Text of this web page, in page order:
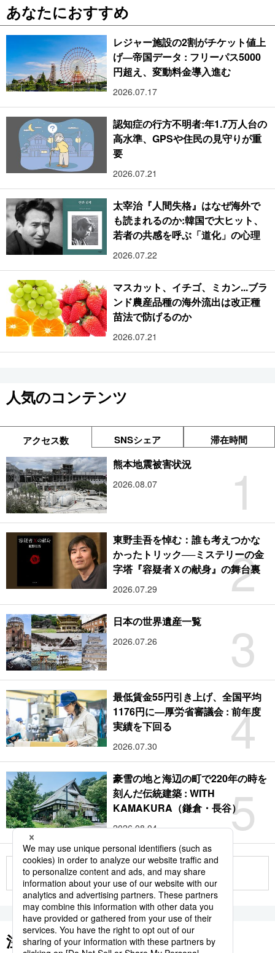
あなたにおすすめ
レジャー施設の2割がチケット値上
げ―帝国データ : フリーパス5000
円超え、変動料金導入進む
2026.07.17
認知症の行方不明者:年1.7万人台の
高水準、GPSや住民の見守りが重
要
2026.07.21
太宰治『人間失格』はなぜ海外で
も読まれるのか:韓国で大ヒット、
若者の共感を呼ぶ「道化」の心理
2026.07.22
マスカット、イチゴ、ミカン...ブラ
ンド農産品種の海外流出は改正種
苗法で防げるのか
2026.07.21
人気のコンテンツ
アクセス数 SNSシェア 滞在時間
1
熊本地震被害状況
2026.08.07
2
東野圭吾を悼む：誰も考えつかな
かったトリック──ミステリーの金
字塔『容疑者Ｘの献身』の舞台裏
2026.07.29
3
日本の世界遺産一覧
2026.07.26
4
最低賃金55円引き上げ、全国平均
1176円に―厚労省審議会 : 前年度
実績を下回る
2026.07.30
5
豪雪の地と海辺の町で220年の時を
刻んだ伝統建築 : WITH
KAMAKURA（鎌倉・長谷）
2026.08.04
もっと見る
注目のキーワード